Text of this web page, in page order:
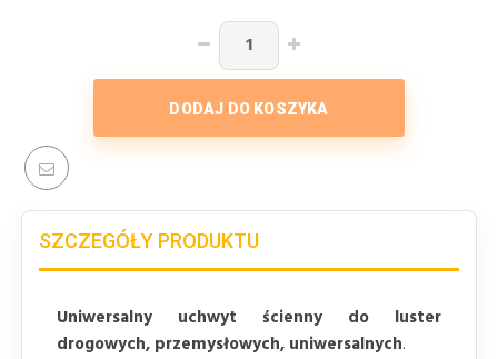
DODAJ DO KOSZYKA
SZCZEGÓŁY PRODUKTU
Uniwersalny uchwyt ścienny do luster
drogowych, przemysłowych, uniwersalnych.